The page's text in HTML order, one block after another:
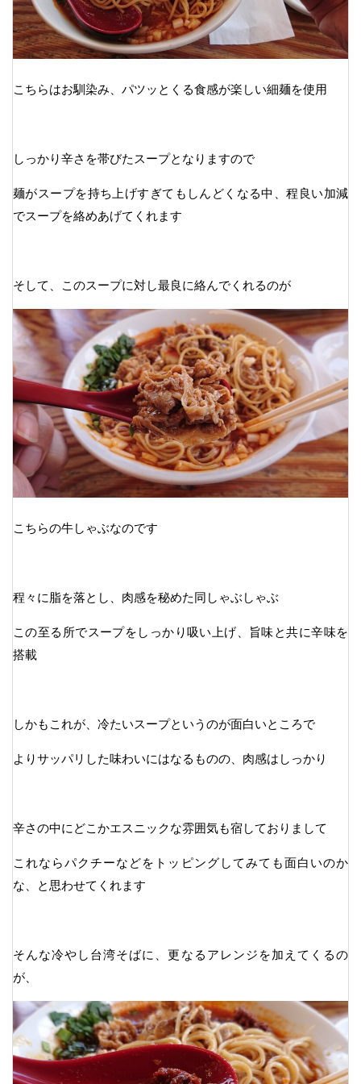
こちらはお馴染み、パツッとくる食感が楽しい細麺を使用
しっかり辛さを帯びたスープとなりますので
麺がスープを持ち上げすぎてもしんどくなる中、程良い加減
でスープを絡めあげてくれます
そして、このスープに対し最良に絡んでくれるのが
こちらの牛しゃぶなのです
程々に脂を落とし、肉感を秘めた同しゃぶしゃぶ
この至る所でスープをしっかり吸い上げ、旨味と共に辛味を
搭載
しかもこれが、冷たいスープというのが面白いところで
よりサッパリした味わいにはなるものの、肉感はしっかり
辛さの中にどこかエスニックな雰囲気も宿しておりまして
これならパクチーなどをトッピングしてみても面白いのか
な、と思わせてくれます
そんな冷やし台湾そばに、更なるアレンジを加えてくるの
が、